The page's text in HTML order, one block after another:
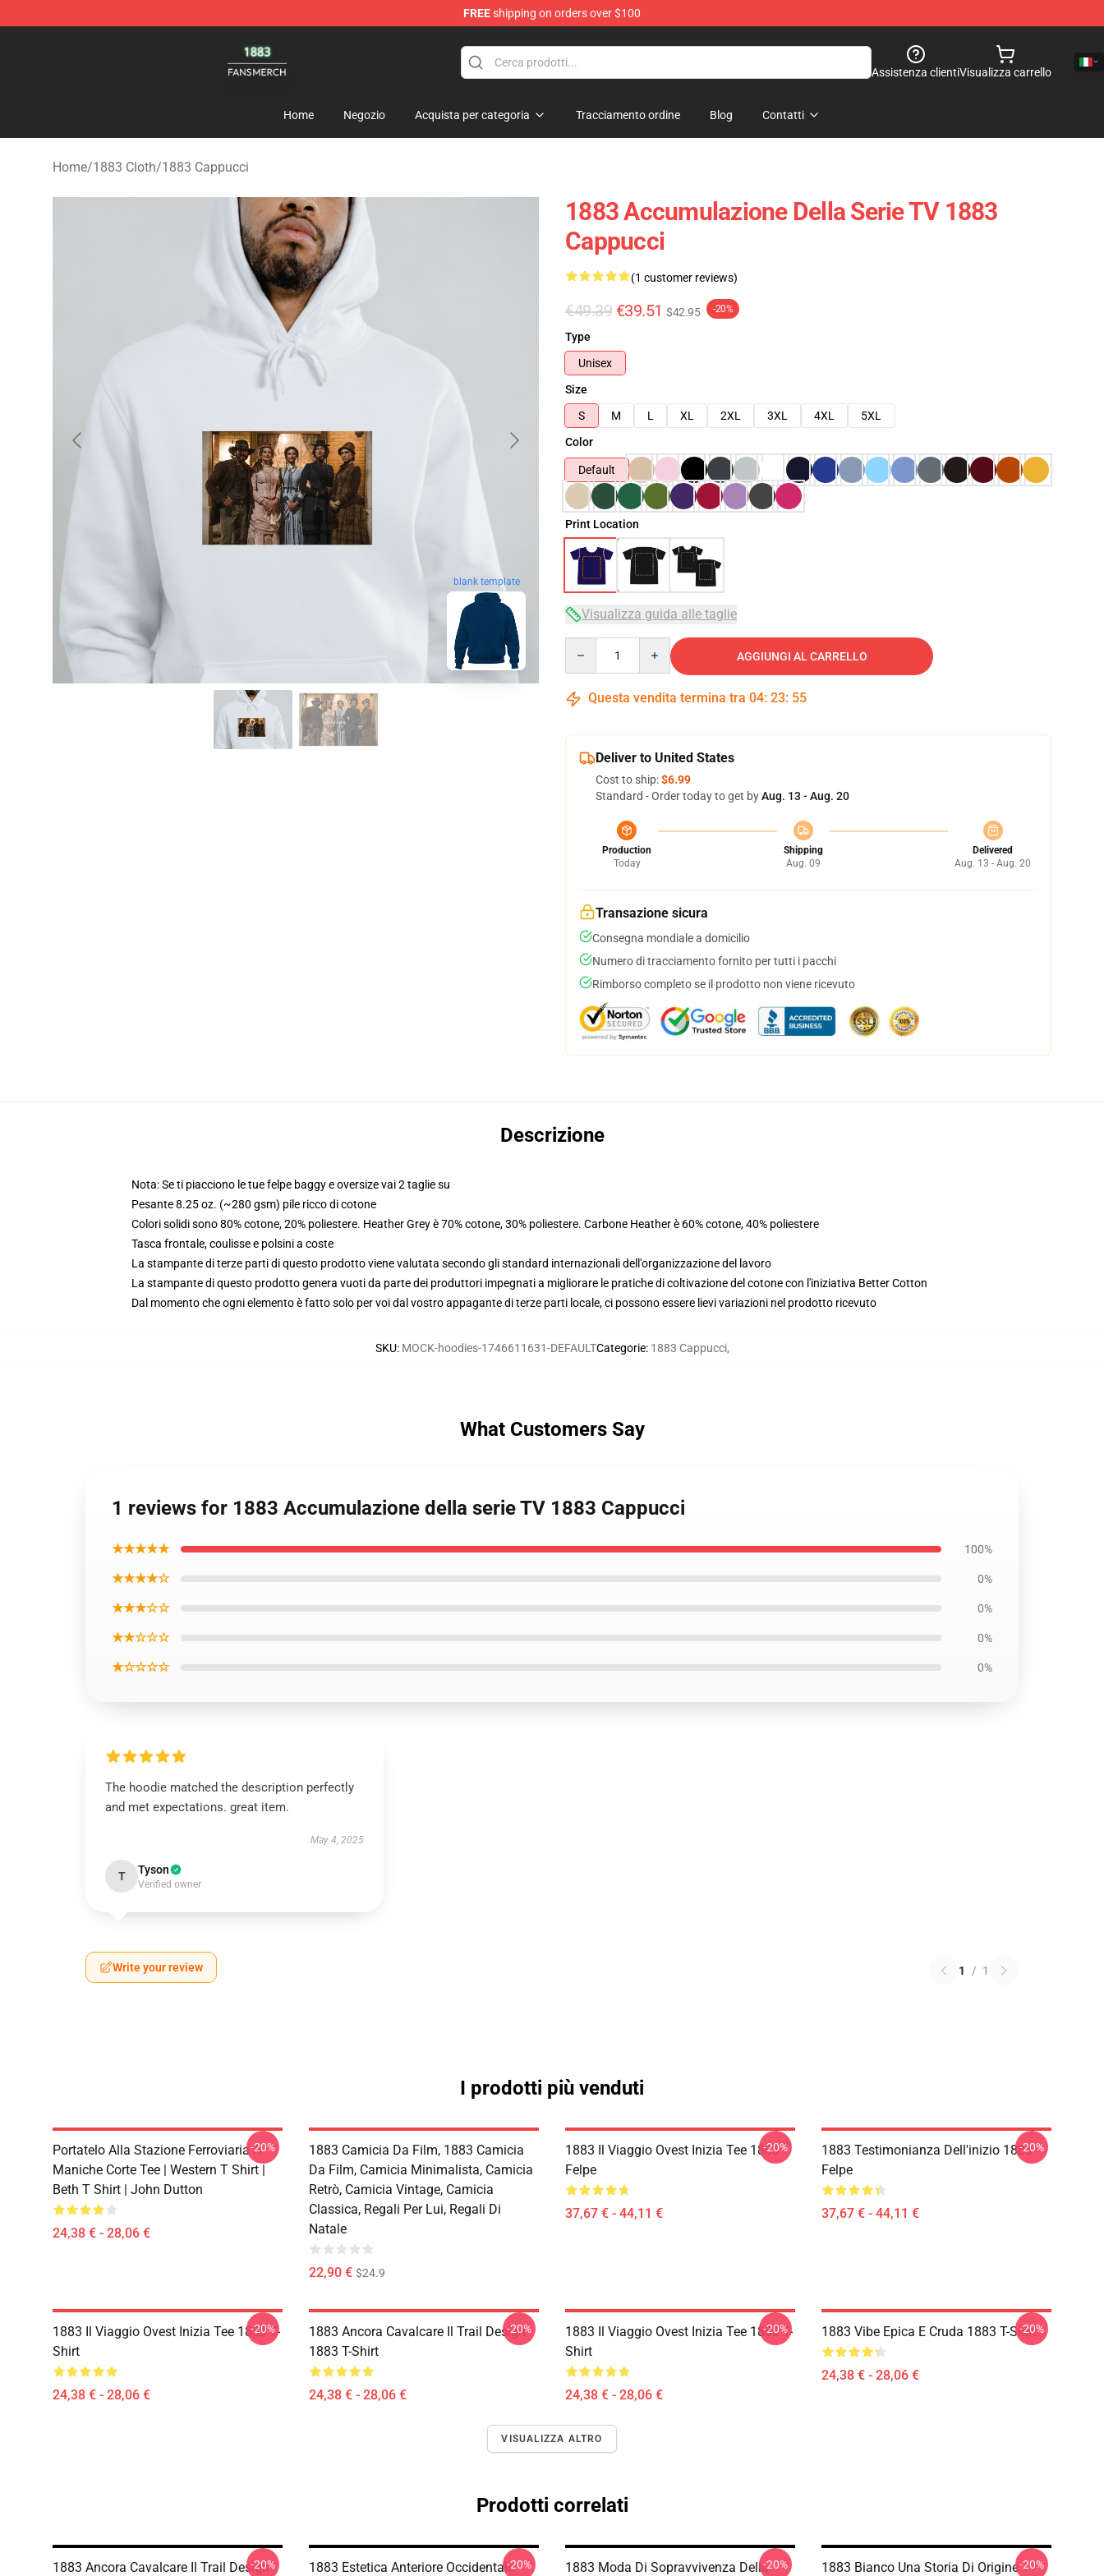
FREEshipping on orders over $100
Assistenza clientiVisualizza carrello
Home Negozio Acquista per categoria Tracciamento ordine Blog Contatti
Home/1883 Cloth/1883 Cappucci
blank template
1883 Accumulazione Della Serie TV 1883
Cappucci
(1 customer reviews)
€49.39 €39.51 $42.95 -20%
Type
Unisex
Size
S
M L XL 2XL 3XL 4XL
5XL
Color
Default
Print Location
Visualizza guida alle taglie
AGGIUNGI AL CARRELLO
Questa vendita termina tra 04: 23: 54
Deliver to United States
Cost to ship:$6.99
Standard - Order today to get byAug. 13 - Aug. 20
Production
Today
Shipping
Aug. 09
Delivered
Aug. 13 - Aug. 20
Transazione sicura
Consegna mondiale a domicilio
Numero di tracciamento fornito per tutti i pacchi
Rimborso completo se il prodotto non viene ricevuto
Descrizione
Nota: Se ti piacciono le tue felpe baggy e oversize vai 2 taglie su
Pesante 8.25 oz. (~280 gsm) pile ricco di cotone
Colori solidi sono 80% cotone, 20% poliestere. Heather Grey è 70% cotone, 30% poliestere. Carbone Heather è 60% cotone, 40% poliestere
Tasca frontale, coulisse e polsini a coste
La stampante di terze parti di questo prodotto viene valutata secondo gli standard internazionali dell'organizzazione del lavoro
La stampante di questo prodotto genera vuoti da parte dei produttori impegnati a migliorare le pratiche di coltivazione del cotone con l'iniziativa Better Cotton
Dal momento che ogni elemento è fatto solo per voi dal vostro appagante di terze parti locale, ci possono essere lievi variazioni nel prodotto ricevuto
SKU: MOCK-hoodies-1746611631-DEFAULTCategorie: 1883 Cappucci,
What Customers Say
1 reviews for 1883 Accumulazione della serie TV 1883 Cappucci
★★★★★ 100%
★★★★☆ 0%
★★★☆☆ 0%
★★☆☆☆ 0%
★☆☆☆☆ 0%
The hoodie matched the description perfectly
and met expectations. great item.
May 4, 2025
T Tyson
Verified owner
Write your review 1 / 1
I prodotti più venduti
Portatelo Alla Stazione Ferroviaria A
Maniche Corte Tee | Western T Shirt |
Beth T Shirt | John Dutton
24,38 € - 28,06 €
-20%
1883 Camicia Da Film, 1883 Camicia
Da Film, Camicia Minimalista, Camicia
Retrò, Camicia Vintage, Camicia
Classica, Regali Per Lui, Regali Di
Natale
22,90 € $24.9
1883 Il Viaggio Ovest Inizia Tee 1883
Felpe
37,67 € - 44,11 €
-20%
1883 Testimonianza Dell'inizio 1883
Felpe
37,67 € - 44,11 €
-20%
1883 Il Viaggio Ovest Inizia Tee 1883 T-
Shirt
24,38 € - 28,06 €
-20%
1883 Ancora Cavalcare Il Trail Design
1883 T-Shirt
24,38 € - 28,06 €
-20%
1883 Il Viaggio Ovest Inizia Tee 1883 T-
Shirt
24,38 € - 28,06 €
-20% 1883 Vibe Epica E Cruda 1883 T-Shirt
24,38 € - 28,06 €
-20%
VISUALIZZA ALTRO
Prodotti correlati
1883 Ancora Cavalcare Il Trail Design
-20%
1883 Estetica Anteriore Occidentale-20%
1883 Moda Di Sopravvivenza Della-20%
1883 Bianco Una Storia Di Origine-20%